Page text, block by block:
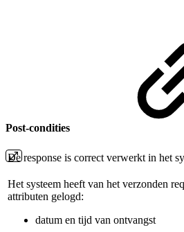
Post-condities
De response is correct verwerkt in het
Het systeem heeft van het verzonden
attributen gelogd:
datum en tijd van ontvangst